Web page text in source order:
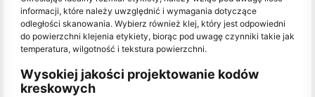
informacji, które należy uwzględnić i wymagania dotyczące
odległości skanowania. Wybierz również klej, który jest odpowiedni
do powierzchni klejenia etykiety, biorąc pod uwagę czynniki takie jak
temperatura, wilgotność i tekstura powierzchni.
Wysokiej jakości projektowanie kodów
kreskowych